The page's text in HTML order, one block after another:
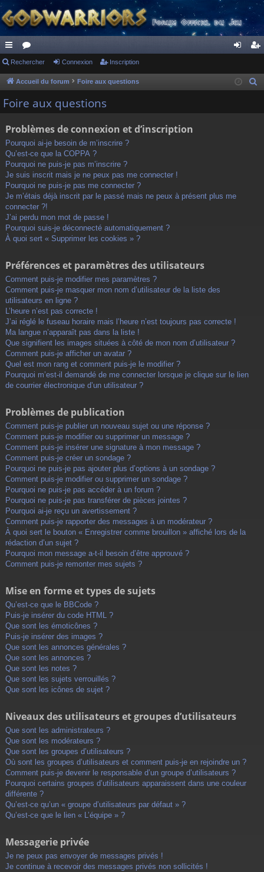
ac
co
ur
s
or
u ne cri
Rechercher Connexion Inscription
Accueil du forum Foire aux questions
Foire aux questions
Problèmes de connexion et d’inscription
Pourquoi ai-je besoin de m’inscrire ?
Qu’est-ce que la COPPA ?
Pourquoi ne puis-je pas m’inscrire ?
Je suis inscrit mais je ne peux pas me connecter !
Pourquoi ne puis-je pas me connecter ?
Je m’étais déjà inscrit par le passé mais ne peux à présent plus me
connecter ?!
J’ai perdu mon mot de passe !
Pourquoi suis-je déconnecté automatiquement ?
À quoi sert « Supprimer les cookies » ?
Préférences et paramètres des utilisateurs
Comment puis-je modifier mes paramètres ?
Comment puis-je masquer mon nom d’utilisateur de la liste des
utilisateurs en ligne ?
L’heure n’est pas correcte !
J’ai réglé le fuseau horaire mais l’heure n’est toujours pas correcte !
Ma langue n’apparaît pas dans la liste !
Que signifient les images situées à côté de mon nom d’utilisateur ?
Comment puis-je afficher un avatar ?
Quel est mon rang et comment puis-je le modifier ?
Pourquoi m’est-il demandé de me connecter lorsque je clique sur le lien
de courrier électronique d’un utilisateur ?
Problèmes de publication
Comment puis-je publier un nouveau sujet ou une réponse ?
Comment puis-je modifier ou supprimer un message ?
Comment puis-je insérer une signature à mon message ?
Comment puis-je créer un sondage ?
Pourquoi ne puis-je pas ajouter plus d’options à un sondage ?
Comment puis-je modifier ou supprimer un sondage ?
Pourquoi ne puis-je pas accéder à un forum ?
Pourquoi ne puis-je pas transférer de pièces jointes ?
Pourquoi ai-je reçu un avertissement ?
Comment puis-je rapporter des messages à un modérateur ?
À quoi sert le bouton « Enregistrer comme brouillon » affiché lors de la
rédaction d’un sujet ?
Pourquoi mon message a-t-il besoin d’être approuvé ?
Comment puis-je remonter mes sujets ?
Mise en forme et types de sujets
Qu’est-ce que le BBCode ?
Puis-je insérer du code HTML ?
Que sont les émoticônes ?
Puis-je insérer des images ?
Que sont les annonces générales ?
Que sont les annonces ?
Que sont les notes ?
Que sont les sujets verrouillés ?
Que sont les icônes de sujet ?
Niveaux des utilisateurs et groupes d’utilisateurs
Que sont les administrateurs ?
Que sont les modérateurs ?
Que sont les groupes d’utilisateurs ?
Où sont les groupes d’utilisateurs et comment puis-je en rejoindre un ?
Comment puis-je devenir le responsable d’un groupe d’utilisateurs ?
Pourquoi certains groupes d’utilisateurs apparaissent dans une couleur
différente ?
Qu’est-ce qu’un « groupe d’utilisateurs par défaut » ?
Qu’est-ce que le lien « L’équipe » ?
Messagerie privée
Je ne peux pas envoyer de messages privés !
Je continue à recevoir des messages privés non sollicités !